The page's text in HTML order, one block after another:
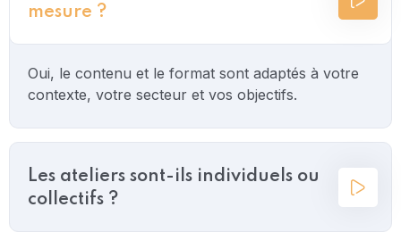
mesure ?
Oui, le contenu et le format sont adaptés à votre
contexte, votre secteur et vos objectifs.
Les ateliers sont-ils individuels ou
collectifs ?